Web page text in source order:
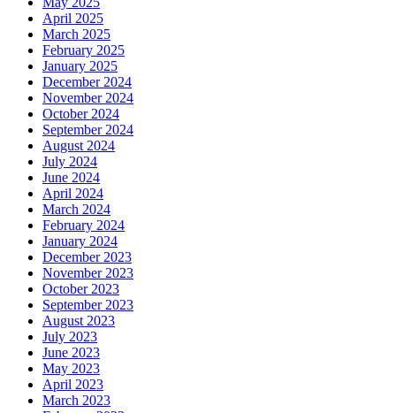
April 2025
March 2025
February 2025
January 2025
December 2024
November 2024
October 2024
September 2024
August 2024
July 2024
June 2024
April 2024
March 2024
February 2024
January 2024
December 2023
November 2023
October 2023
September 2023
August 2023
July 2023
June 2023
May 2023
April 2023
March 2023